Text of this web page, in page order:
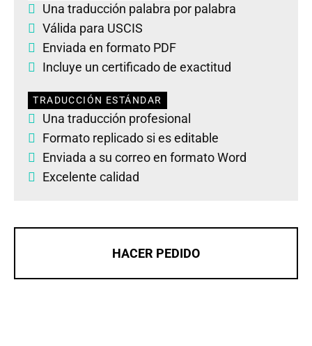
Una traducción palabra por palabra
Válida para USCIS
Enviada en formato PDF
Incluye un certificado de exactitud
TRADUCCIÓN ESTÁNDAR
Una traducción profesional
Formato replicado si es editable
Enviada a su correo en formato Word
Excelente calidad
HACER PEDIDO